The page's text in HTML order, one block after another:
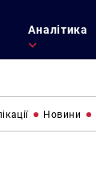
Аналітика
Новини